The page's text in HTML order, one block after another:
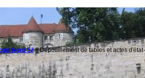
Nord 52||Dépouillement de tables et actes